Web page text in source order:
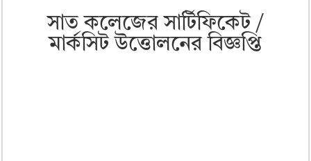
সাত কলেজের সার্টিফিকেট /
মার্কসিট উত্তোলনের বিজ্ঞপ্তি